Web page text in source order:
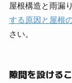
屋根構造と雨漏
する原因と屋根
さい。
隙間を設ける